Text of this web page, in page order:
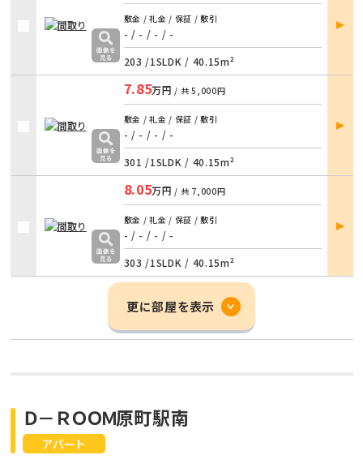
敷金 / 礼金 / 保証 / 敷引
- / - / - / -
203 /1SLDK / 40.15m²
部屋
詳細
7.85万円 / 共5,000円
敷金 / 礼金 / 保証 / 敷引
- / - / - / -
301 /1SLDK / 40.15m²
部屋
詳細
8.05万円 / 共 7,000円
敷金 / 礼金 / 保証 / 敷引
- / - / - / -
303 /1SLDK / 40.15m²
部屋
詳細
更に部屋を表示
アパート
Ｄ－ＲＯＯＭ原町駅南